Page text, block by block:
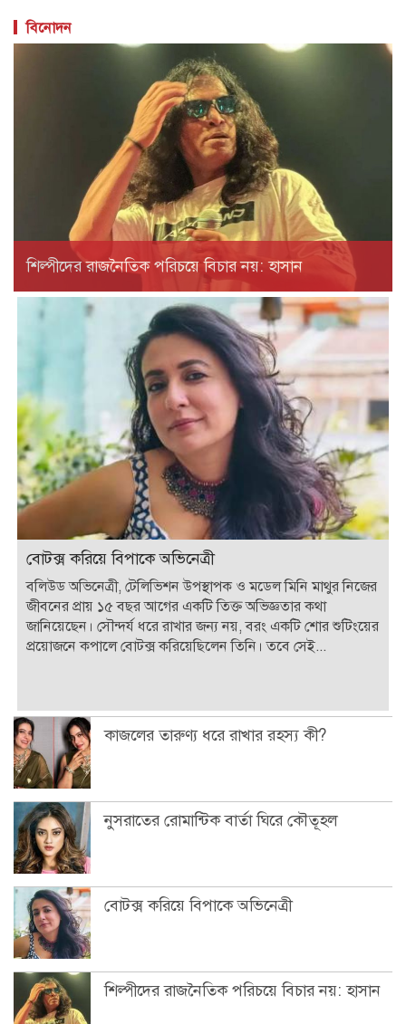
বিনোদন
শিল্পীদের রাজনৈতিক পরিচয়ে বিচার নয়: হাসান
বোটক্স করিয়ে বিপাকে অভিনেত্রী
বলিউড অভিনেত্রী, টেলিভিশন উপস্থাপক ও মডেল মিনি মাথুর নিজের
জীবনের প্রায় ১৫ বছর আগের একটি তিক্ত অভিজ্ঞতার কথা
জানিয়েছেন। সৌন্দর্য ধরে রাখার জন্য নয়, বরং একটি শোর শুটিংয়ের
প্রয়োজনে কপালে বোটক্স করিয়েছিলেন তিনি। তবে সেই...
কাজলের তারুণ্য ধরে রাখার রহস্য কী?
নুসরাতের রোমান্টিক বার্তা ঘিরে কৌতূহল
বোটক্স করিয়ে বিপাকে অভিনেত্রী
শিল্পীদের রাজনৈতিক পরিচয়ে বিচার নয়: হাসান